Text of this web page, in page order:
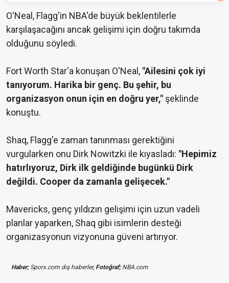
O'Neal, Flagg'in NBA'de büyük beklentilerle
karşılaşacağını ancak gelişimi için doğru takımda
olduğunu söyledi.
Fort Worth Star'a konuşan O'Neal, "Ailesini çok iyi
tanıyorum. Harika bir genç. Bu şehir, bu
organizasyon onun için en doğru yer," şeklinde
konuştu.
Shaq, Flagg'e zaman tanınması gerektiğini
vurgularken onu Dirk Nowitzki ile kıyasladı: "Hepimiz
hatırlıyoruz, Dirk ilk geldiğinde bugünkü Dirk
değildi. Cooper da zamanla gelişecek."
Mavericks, genç yıldızın gelişimi için uzun vadeli
planlar yaparken, Shaq gibi isimlerin desteği
organizasyonun vizyonuna güveni artırıyor.
Haber;Sporx.com dış haberler,Fotoğraf;NBA.com